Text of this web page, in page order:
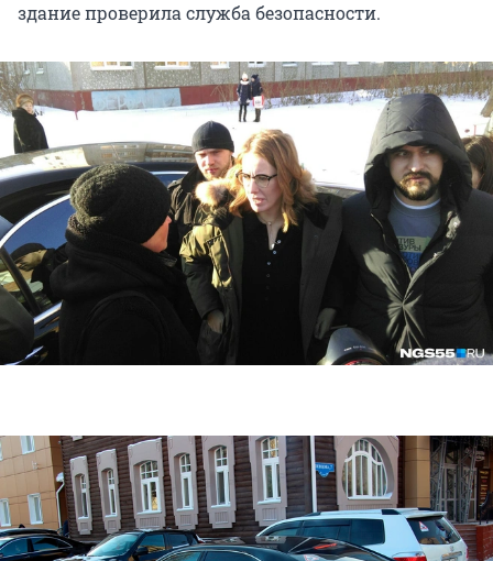
здание проверила служба безопасности.